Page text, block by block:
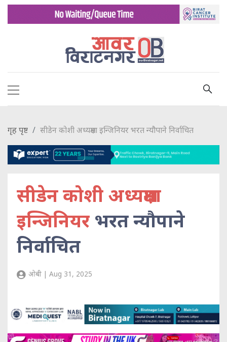
गृह पृष्ट सीडेन कोशी अध्यक्षमा इन्जिनियर भरत न्यौपाने निर्वाचित
सीडेन कोशी अध्यक्षमा
इन्जिनियर भरत न्यौपाने
निर्वाचित
ओबी | Aug 31, 2025